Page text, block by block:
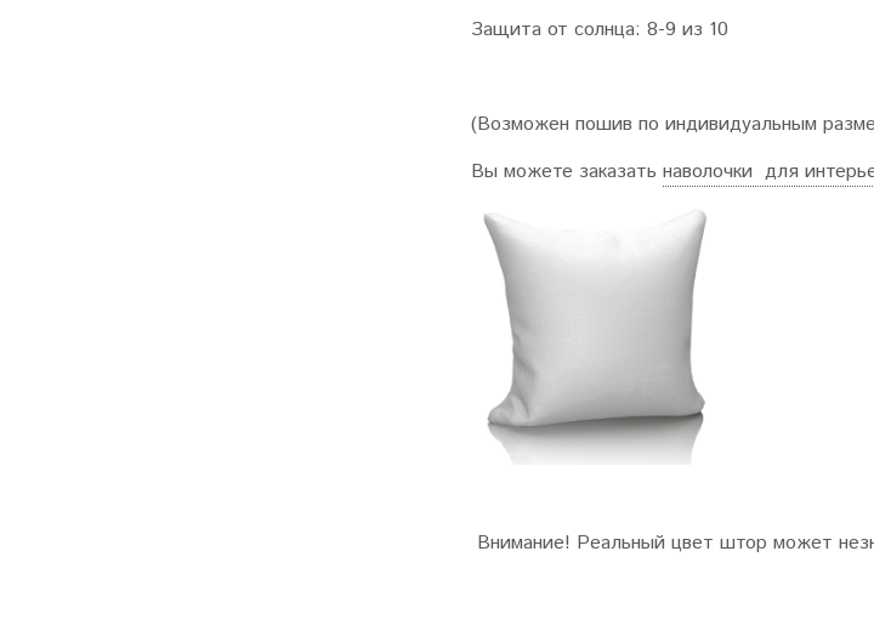
Защита от солнца: 8-9 из 10
(Возможен пошив по индивидуальным
Вы можете заказать наволочки для
Внимание! Реальный цвет штор может